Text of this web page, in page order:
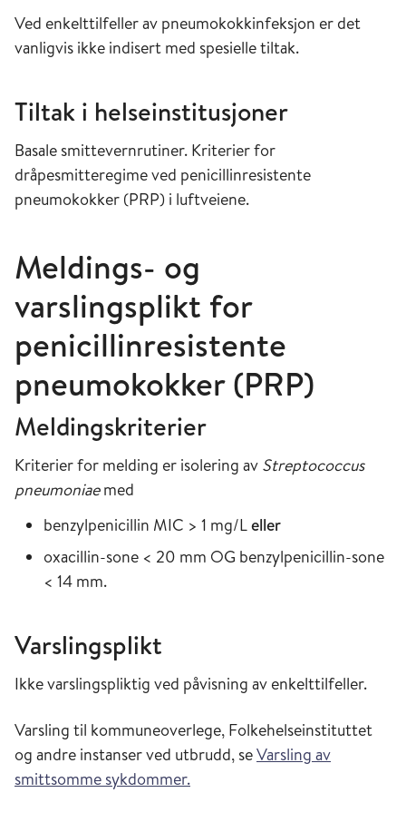
Ved enkelttilfeller av pneumokokkinfeksjon er det
vanligvis ikke indisert med spesielle tiltak.
Tiltak i helseinstitusjoner
Basale smittevernrutiner. Kriterier for
dråpesmitteregime ved penicillinresistente
pneumokokker (PRP) i luftveiene.
Meldings- og
varslingsplikt for
penicillinresistente
pneumokokker (PRP)
Meldingskriterier
Kriterier for melding er isolering av Streptococcus
pneumoniaemed
benzylpenicillin MIC > 1 mg/Leller
oxacillin-sone < 20 mm OG benzylpenicillin-sone
< 14 mm.
Varslingsplikt
Ikke varslingspliktig ved påvisning av enkelttilfeller.
Varsling til kommuneoverlege, Folkehelseinstituttet
og andre instanser ved utbrudd, seVarsling av
smittsomme sykdommer.